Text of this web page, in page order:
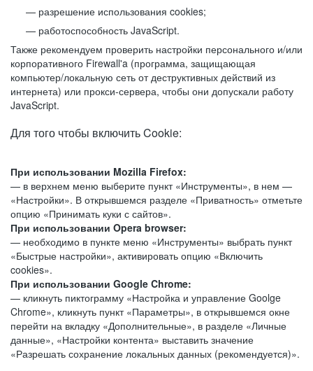
разрешение использования cookies;
работоспособность JavaScript.
Также рекомендуем проверить настройки персонального и/или
корпоративного Firewall'a (программа, защищающая
компьютер/локальную сеть от деструктивных действий из
интернета) или прокси-сервера, чтобы они допускали работу
JavaScript.
Для того чтобы включить Cookie:
При использовании Mozilla Firefox:
— в верхнем меню выберите пункт «Инструменты», в нем —
«Настройки». В открывшемся разделе «Приватность» отметьте
опцию «Принимать куки с сайтов».
При использовании Opera browser:
— необходимо в пункте меню «Инструменты» выбрать пункт
«Быстрые настройки», активировать опцию «Включить
cookies».
При использовании Google Chrome:
— кликнуть пиктограмму «Настройка и управление Goolge
Chrome», кликнуть пункт «Параметры», в открывшемся окне
перейти на вкладку «Дополнительные», в разделе «Личные
данные», «Настройки контента» выставить значение
«Разрешать сохранение локальных данных (рекомендуется)».